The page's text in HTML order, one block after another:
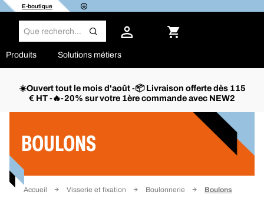
E-boutique
Produits Solutions métiers
☀️Ouvert tout le mois d'août -📦 Livraison offerte dès 115
€ HT -🔥-20% sur votre 1ère commande avec NEW2
BOULONS
Accueil Visserie et fixation Boulonnerie Boulons
Filtrer